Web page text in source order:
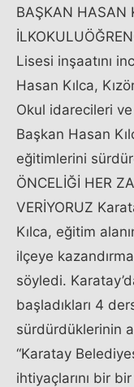
BAŞKAN HASAN
Lisesi inşaatını
Hasan Kılca,
Okul idarecileri
Başkan Hasan
eğitimlerini
ÖNCELİĞİ HER
VERİYORUZ
Kılca, eğitim
ilçeye
söyledi.
başladıkları 4
sürdürdüklerinin
“Karatay
ihtiyaçlarını bir